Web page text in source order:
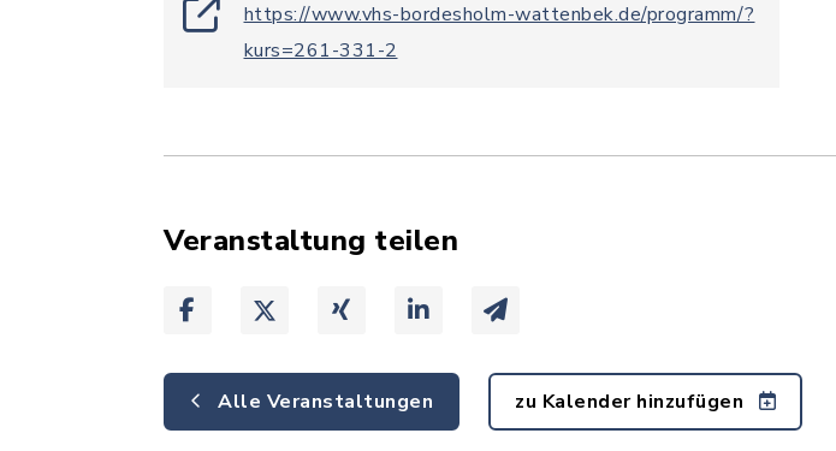
https://www.vhs-bordesholm-wattenbek.de/programm/?
kurs=261-331-2
Veranstaltung teilen
Alle Veranstaltungen zu Kalender hinzufügen